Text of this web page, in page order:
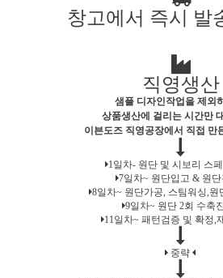
창고에서 즉시 발
직영생산
샘플 디자인작업을 제외
상품생산에 걸리는 시간만
이븐도즈 직영공장에서 직접 만
1일차- 원단 및 시보리 스
7일차~ 원단입고 & 원단
8일차~ 원단가공, 스팀워싱,원
9일차~ 원단 2회 수축
11일차~ 패턴검증 및 확정,
중략